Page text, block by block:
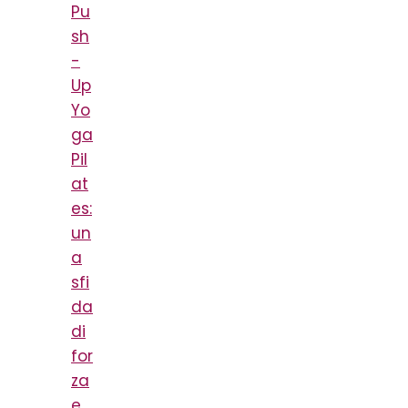
Pu
sh
-
Up
Yo
ga
Pil
at
es:
un
a
sfi
da
di
for
za